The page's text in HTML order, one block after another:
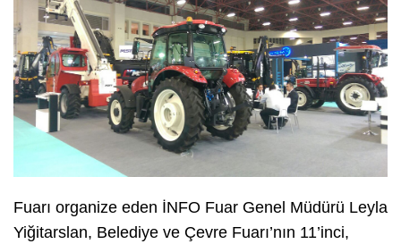
Fuarı organize eden İNFO Fuar Genel Müdürü Leyla
Yiğitarslan, Belediye ve Çevre Fuarı’nın 11’inci,